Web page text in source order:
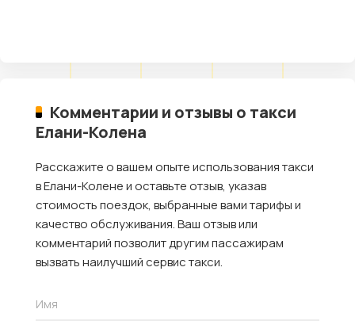
Комментарии и отзывы о такси
Елани-Колена
Расскажите о вашем опыте использования такси
в Елани-Колене и оставьте отзыв, указав
стоимость поездок, выбранные вами тарифы и
качество обслуживания. Ваш отзыв или
комментарий позволит другим пассажирам
вызвать наилучший сервис такси.